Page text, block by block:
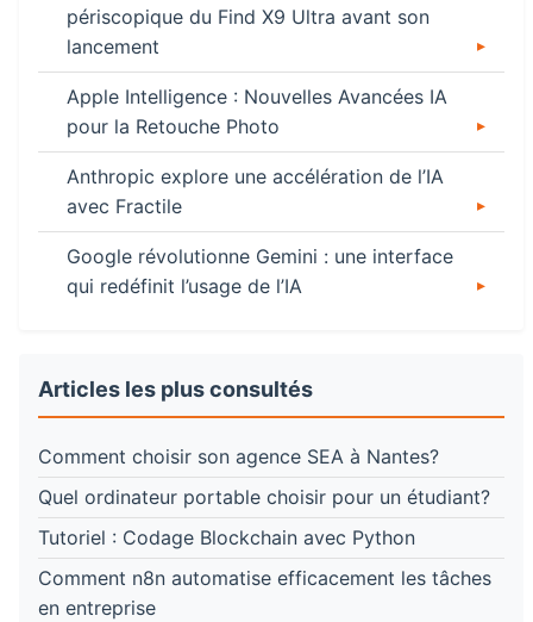
périscopique du Find X9 Ultra avant son
lancement
Apple Intelligence : Nouvelles Avancées IA
pour la Retouche Photo
Anthropic explore une accélération de l’IA
avec Fractile
Google révolutionne Gemini : une interface
qui redéfinit l’usage de l’IA
Articles les plus consultés
Comment choisir son agence SEA à Nantes?
Quel ordinateur portable choisir pour un étudiant?
Tutoriel : Codage Blockchain avec Python
Comment n8n automatise efficacement les tâches
en entreprise